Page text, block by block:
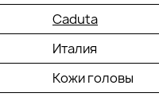
Caduta
Италия
Кожи головы